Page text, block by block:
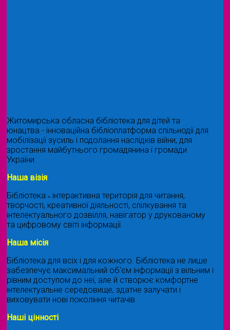
Житомирська обласна бібліотека для дітей та
юнацтва - інноваційна бібліоплатформа спільнодії для
мобілізації зусиль і подолання наслідків війни, для
зростання майбутнього громадянина і громади
України.
Наша візія
Бібліотека ˗ інтерактивна територія для читання,
творчості, креативної діяльності, спілкування та
інтелектуального дозвілля, навігатор у друкованому
та цифровому світі інформації.
Наша місія
Бібліотека для всіх і для кожного. Бібліотека не лише
забезпечує максимальний об'єм інформації з вільним і
рівним доступом до неї, але й створює комфортне
інтелектуальне середовище, здатне залучати і
виховувати нові покоління читачів.
Наші цінності